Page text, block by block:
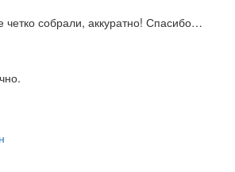
собрали, аккуратно! Спасибо…